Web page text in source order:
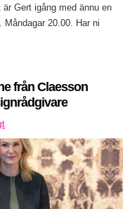
Gert igång med ännu en
20.00. Har ni
från Claesson